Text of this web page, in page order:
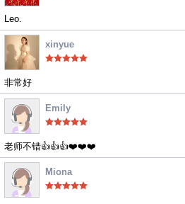
Leo.
xinyue
非常好
Emily
老师不错👍👍👍❤️❤️❤️
Miona